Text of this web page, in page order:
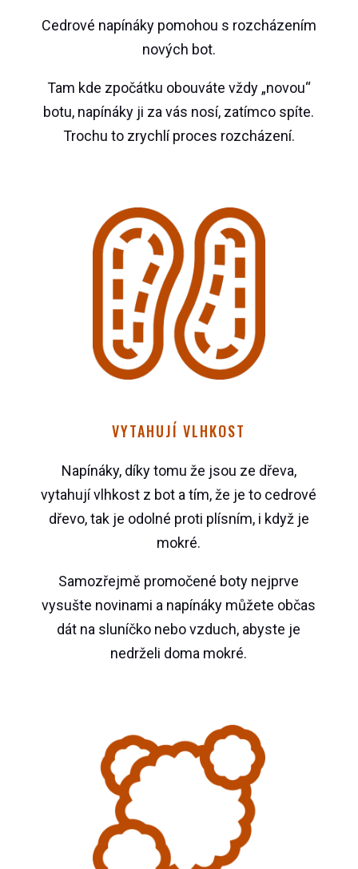
Cedrové napínáky pomohou s rozcházením
nových bot.
Tam kde zpočátku obouváte vždy „novou“
botu, napínáky ji za vás nosí, zatímco spíte.
Trochu to zrychlí proces rozcházení.
VYTAHUJÍ VLHKOST
Napínáky, díky tomu že jsou ze dřeva,
vytahují vlhkost z bot a tím, že je to cedrové
dřevo, tak je odolné proti plísním, i když je
mokré.
Samozřejmě promočené boty nejprve
vysušte novinami a napínáky můžete občas
dát na sluníčko nebo vzduch, abyste je
nedrželi doma mokré.